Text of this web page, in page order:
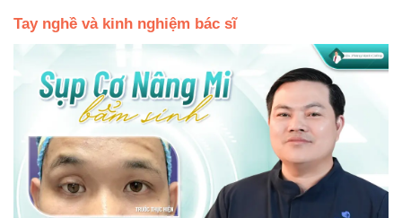
Tay nghề và kinh nghiệm bác sĩ